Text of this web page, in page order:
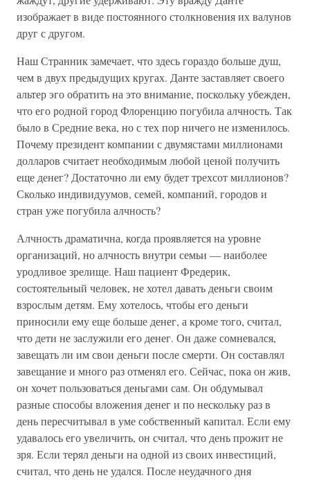
изображает в виде постоянного столкновения их валунов
друг с другом.
Наш Странник замечает, что здесь гораздо больше душ,
чем в двух предыдущих кругах. Данте заставляет своего
альтер эго обратить на это внимание, поскольку убежден,
что его родной город Флоренцию погубила алчность. Так
было в Средние века, но с тех пор ничего не изменилось.
Почему президент компании с двумястами миллионами
долларов считает необходимым любой ценой получить
еще денег? Достаточно ли ему будет трехсот миллионов?
Сколько индивидуумов, семей, компаний, городов и
стран уже погубила алчность?
Алчность драматична, когда проявляется на уровне
организаций, но алчность внутри семьи — наиболее
уродливое зрелище. Наш пациент Фредерик,
состоятельный человек, не хотел давать деньги своим
взрослым детям. Ему хотелось, чтобы его деньги
приносили ему еще больше денег, а кроме того, считал,
что дети не заслужили его денег. Он даже сомневался,
завещать ли им свои деньги после смерти. Он составлял
завещание и много раз отменял его. Сейчас, пока он жив,
он хочет пользоваться деньгами сам. Он обдумывал
разные способы вложения денег и по нескольку раз в
день пересчитывал в уме собственный капитал. Если ему
удавалось его увеличить, он считал, что день прожит не
зря. Если терял деньги на одной из своих инвестиций,
считал, что день не удался. После неудачного дня